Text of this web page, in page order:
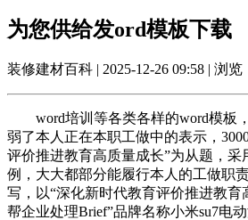
为您供给发ord模板下载
装修建材百科 | 2025-12-26 09:58 | 浏览
word培训等各类各样的word模板
弱了本人正在本职工做中的表示，
评价推进教育高质量成长”为从题，
例，大大都部分能履行本人的工做职
写，以“深化新时代教育评价推进教育
帮企业处理Brief”品牌名称小米su7电